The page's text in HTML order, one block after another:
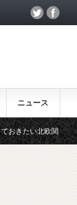
ニュース
北欧関連のイベント！